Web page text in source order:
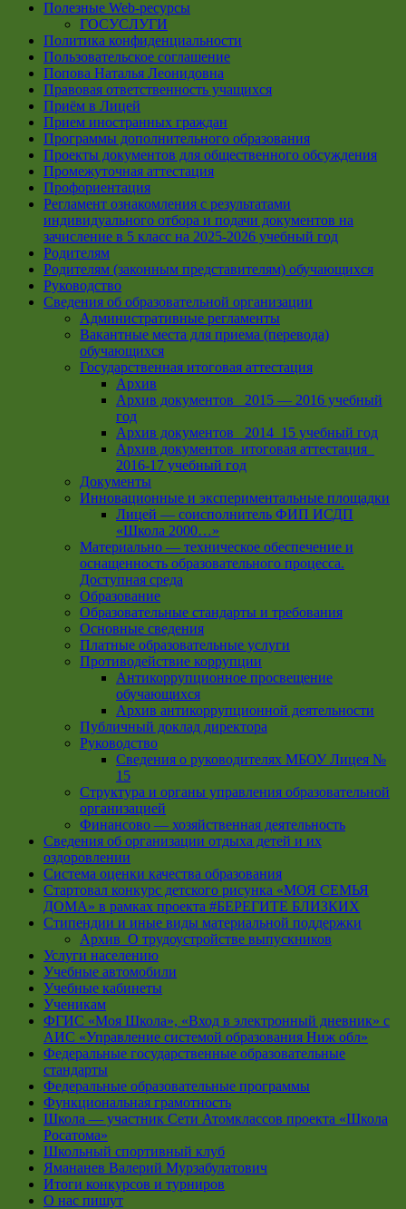
Полезные Web-ресурсы
ГОСУСЛУГИ
Политика конфиденциальности
Пользовательское соглашение
Попова Наталья Леонидовна
Правовая ответственность учащихся
Приём в Лицей
Прием иностранных граждан
Программы дополнительного образования
Проекты документов для общественного обсуждения
Промежуточная аттестация
Профориентация
Регламент ознакомления с результатами
индивидуального отбора и подачи документов на
зачисление в 5 класс на 2025-2026 учебный год
Родителям
Родителям (законным представителям) обучающихся
Руководство
Сведения об образовательной организации
Административные регламенты
Вакантные места для приема (перевода)
обучающихся
Государственная итоговая аттестация
Архив
Архив документов _2015 — 2016 учебный
год
Архив документов_ 2014_15 учебный год
Архив документов_итоговая аттестация_
2016-17 учебный год
Документы
Инновационные и экспериментальные площадки
Лицей — соисполнитель ФИП ИСДП
«Школа 2000…»
Материально — техническое обеспечение и
оснащенность образовательного процесса.
Доступная среда
Образование
Образовательные стандарты и требования
Основные сведения
Платные образовательные услуги
Противодействие коррупции
Антикоррупционное просвещение
обучающихся
Архив антикоррупционной деятельности
Публичный доклад директора
Руководство
Cведения о руководителях МБОУ Лицея №
15
Структура и органы управления образовательной
организацией
Финансово — хозяйственная деятельность
Сведения об организации отдыха детей и их
оздоровлении
Система оценки качества образования
Стартовал конкурс детского рисунка «МОЯ СЕМЬЯ
ДОМА» в рамках проекта #БЕРЕГИТЕ БЛИЗКИХ
Стипендии и иные виды материальной поддержки
Архив_О трудоустройстве выпускников
Услуги населению
Учебные автомобили
Учебные кабинеты
Ученикам
ФГИС «Моя Школа», «Вход в электронный дневник» с
АИС «Управление системой образования Ниж обл»
Федеральные государственные образовательные
стандарты
Федеральные образовательные программы
Функциональная грамотность
Школа — участник Сети Атомклассов проекта «Школа
Росатома»
Школьный спортивный клуб
Ямананев Валерий Мурзабулатович
Итоги конкурсов и турниров
О нас пишут